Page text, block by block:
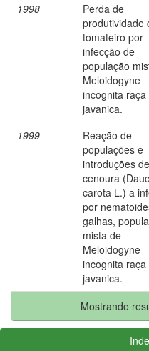
1998
Perda de
produtividade
tomateiro por
infecção de
população
Meloidogyne
incognita raça
javanica.
1999
Reação de
populações e
introduções de
cenoura
carota L.) a
por
galhas,
mista de
Meloidogyne
incognita raça
javanica.
Mostrando